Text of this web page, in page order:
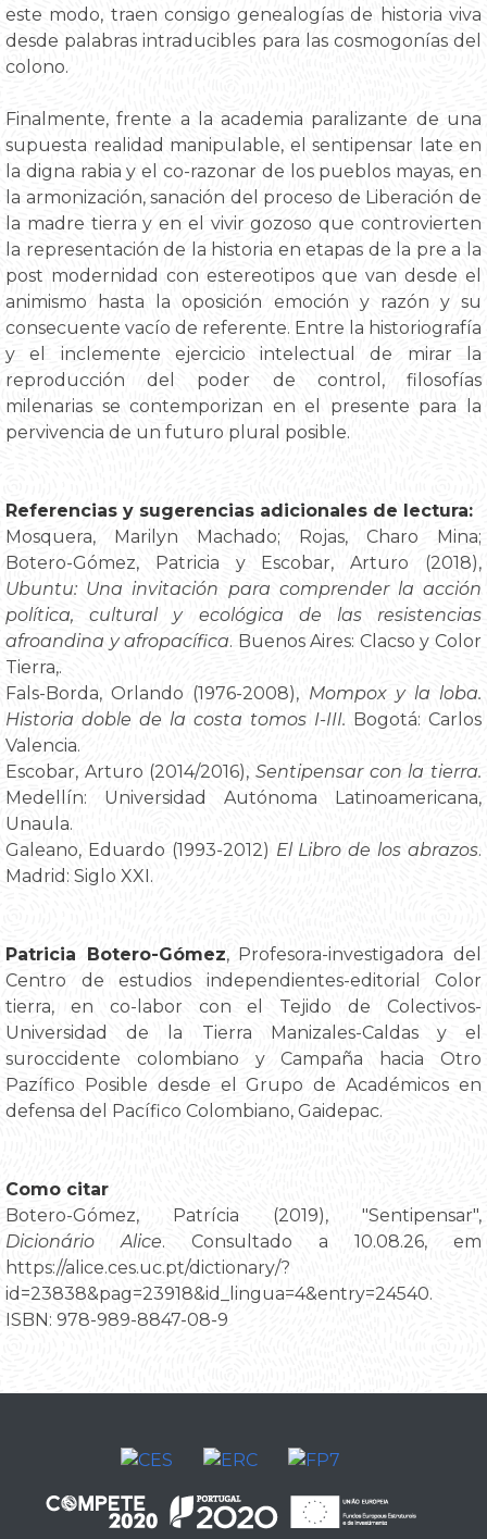
este modo, traen consigo genealogías de historia viva
desde palabras intraducibles para las cosmogonías del
colono.
Finalmente, frente a la academia paralizante de una
supuesta realidad manipulable, el sentipensar late en
la digna rabia y el co-razonar de los pueblos mayas, en
la armonización, sanación del proceso de Liberación de
la madre tierra y en el vivir gozoso que controvierten
la representación de la historia en etapas de la pre a la
post modernidad con estereotipos que van desde el
animismo hasta la oposición emoción y razón y su
consecuente vacío de referente. Entre la historiografía
y el inclemente ejercicio intelectual de mirar la
reproducción del poder de control, filosofías
milenarias se contemporizan en el presente para la
pervivencia de un futuro plural posible.
Referencias y sugerencias adicionales de lectura:
Mosquera, Marilyn Machado; Rojas, Charo Mina;
Botero-Gómez, Patricia y Escobar, Arturo (2018),
Ubuntu: Una invitación para comprender la acción
política, cultural y ecológica de las resistencias
afroandina y afropacífica. Buenos Aires: Clacso y Color
Tierra,.
Fals-Borda, Orlando (1976-2008), Mompox y la loba.
Historia doble de la costa tomos I-III. Bogotá: Carlos
Valencia.
Escobar, Arturo (2014/2016), Sentipensar con la tierra.
Medellín: Universidad Autónoma Latinoamericana,
Unaula.
Galeano, Eduardo (1993-2012) El Libro de los abrazos.
Madrid: Siglo XXI.
Patricia Botero-Gómez, Profesora-investigadora del
Centro de estudios independientes-editorial Color
tierra, en co-labor con el Tejido de Colectivos-
Universidad de la Tierra Manizales-Caldas y el
suroccidente colombiano y Campaña hacia Otro
Pazífico Posible desde el Grupo de Académicos en
defensa del Pacífico Colombiano, Gaidepac.
Como citar
Botero-Gómez, Patrícia (2019), "Sentipensar",
Dicionário Alice. Consultado a 10.08.26, em
https://alice.ces.uc.pt/dictionary/?
id=23838&pag=23918&id_lingua=4&entry=24540.
ISBN: 978-989-8847-08-9